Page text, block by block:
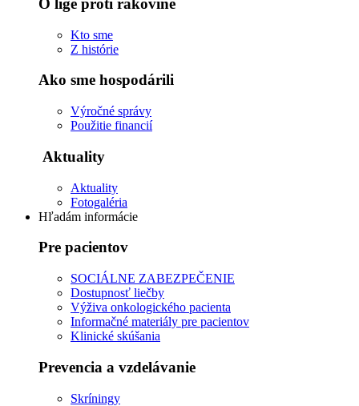
O lige proti rakovine
Kto sme
Z histórie
Ako sme hospodárili
Výročné správy
Použitie financií
Aktuality
Aktuality
Fotogaléria
Hľadám informácie
Pre pacientov
SOCIÁLNE ZABEZPEČENIE
Dostupnosť liečby
Výživa onkologického pacienta
Informačné materiály pre pacientov
Klinické skúšania
Prevencia a vzdelávanie
Skríningy